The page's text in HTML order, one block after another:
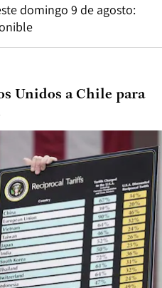
domingo 9 de agosto:
Unidos a Chile para